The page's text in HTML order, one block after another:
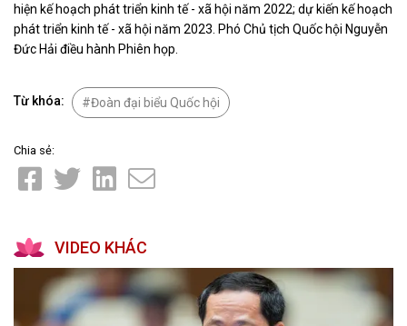
hiện kế hoạch phát triển kinh tế - xã hội năm 2022; dự kiến kế hoạch
phát triển kinh tế - xã hội năm 2023. Phó Chủ tịch Quốc hội Nguyễn
Đức Hải điều hành Phiên họp.
Từ khóa: Đoàn đại biểu Quốc hội
Chia sẻ:
VIDEO KHÁC